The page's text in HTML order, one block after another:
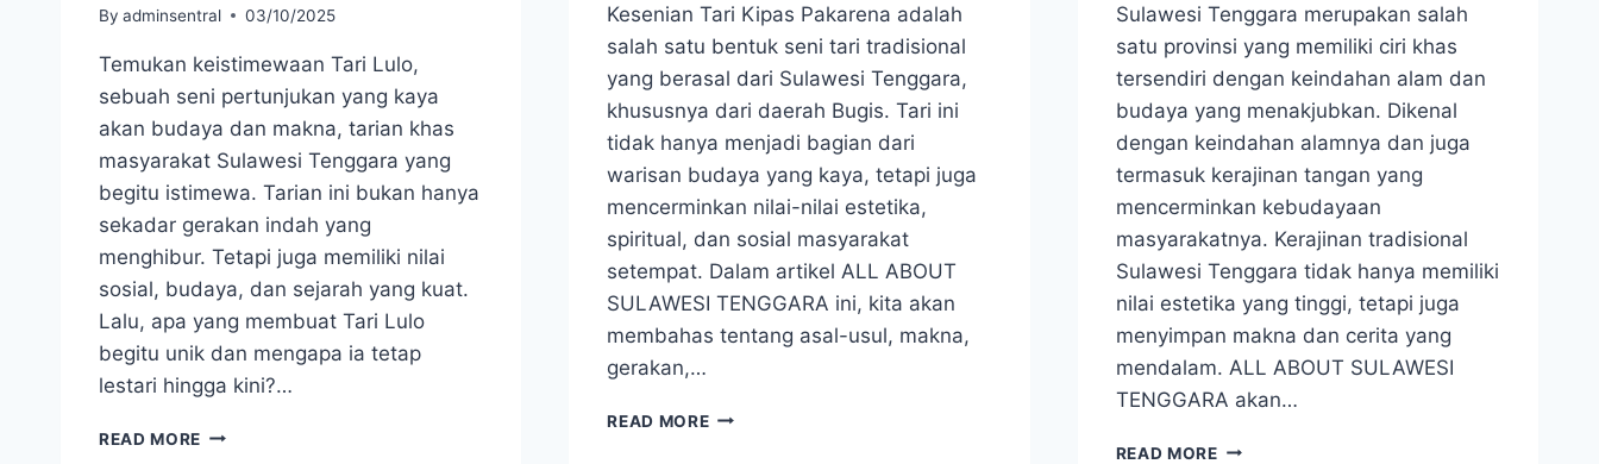
By adminsentral 03/10/2025
Temukan keistimewaan Tari Lulo,
sebuah seni pertunjukan yang kaya
akan budaya dan makna, tarian khas
masyarakat Sulawesi Tenggara yang
begitu istimewa. Tarian ini bukan hanya
sekadar gerakan indah yang
menghibur. Tetapi juga memiliki nilai
sosial, budaya, dan sejarah yang kuat.
Lalu, apa yang membuat Tari Lulo
begitu unik dan mengapa ia tetap
lestari hingga kini?…
READ MORE MENGAPA
Kesenian Tari Kipas Pakarena adalah
salah satu bentuk seni tari tradisional
yang berasal dari Sulawesi Tenggara,
khususnya dari daerah Bugis. Tari ini
tidak hanya menjadi bagian dari
warisan budaya yang kaya, tetapi juga
mencerminkan nilai-nilai estetika,
spiritual, dan sosial masyarakat
setempat. Dalam artikel ALL ABOUT
SULAWESI TENGGARA ini, kita akan
membahas tentang asal-usul, makna,
gerakan,…
READ MORETARI
Sulawesi Tenggara merupakan salah
satu provinsi yang memiliki ciri khas
tersendiri dengan keindahan alam dan
budaya yang menakjubkan. Dikenal
dengan keindahan alamnya dan juga
termasuk kerajinan tangan yang
mencerminkan kebudayaan
masyarakatnya. Kerajinan tradisional
Sulawesi Tenggara tidak hanya memiliki
nilai estetika yang tinggi, tetapi juga
menyimpan makna dan cerita yang
mendalam. ALL ABOUT SULAWESI
TENGGARA akan…
READ MOREMENELUSURI